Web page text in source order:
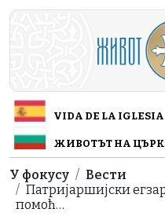
Skip to main content
VIDA DE LA IGLESIA
ЖИВОТЪТ НА
Breadcrumb
У фокусу
Вести
Патријаршијски
помоћ…